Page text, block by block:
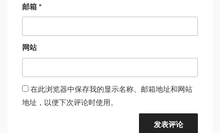
邮箱*
网站
在此浏览器中保存我的显示名称、邮箱地址和网站
地址，以便下次评论时使用。